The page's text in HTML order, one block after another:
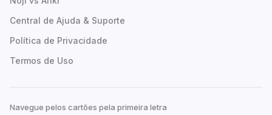
Central de Ajuda & Suporte
Política de Privacidade
Termos de Uso
Navegue pelos cartões pela primeira letra